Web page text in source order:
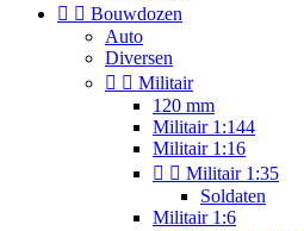
  Bouwdozen
Auto
Diversen
  Militair
120 mm
Militair 1:144
Militair 1:16
  Militair 1:35
Soldaten
Militair 1:6